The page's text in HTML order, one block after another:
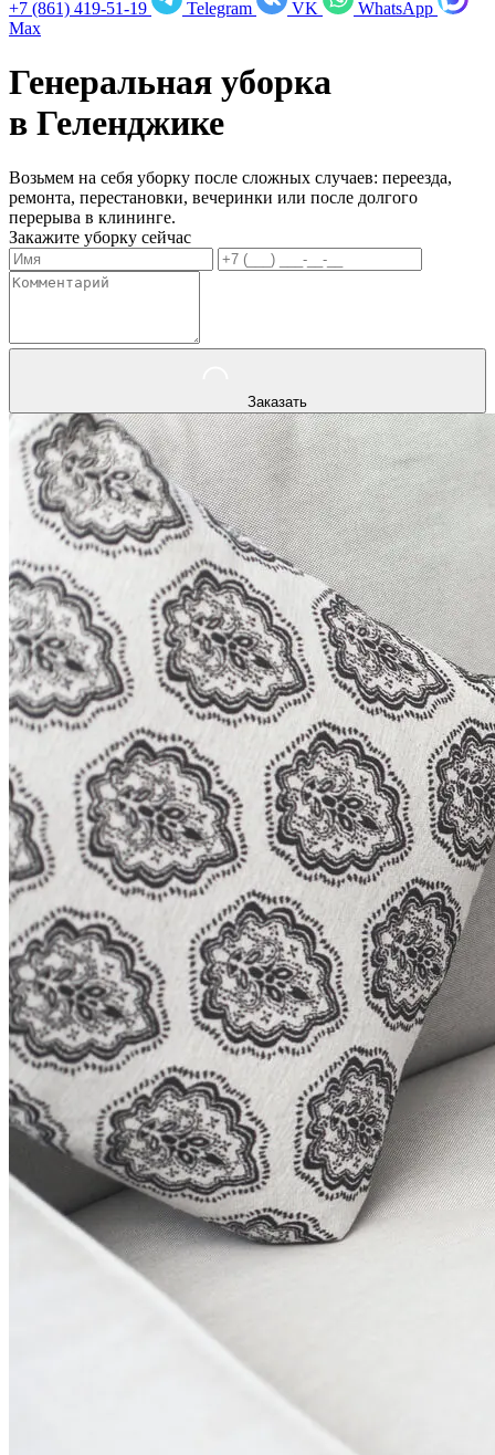
+7 (861) 419-51-19 Telegram VK
WhatsApp
Max
Генеральная уборка
в Геленджике
Возьмем на себя уборку после сложных случаев: переезда,
ремонта, перестановки, вечеринки или после долгого
перерыва в клининге.
Закажите уборку сейчас
Заказать